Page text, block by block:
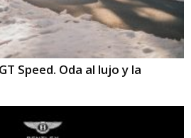
Speed. Oda al lujo y la